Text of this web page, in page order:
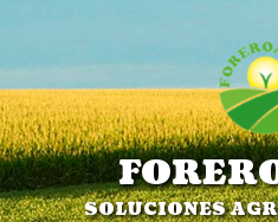
SOLUCIONES